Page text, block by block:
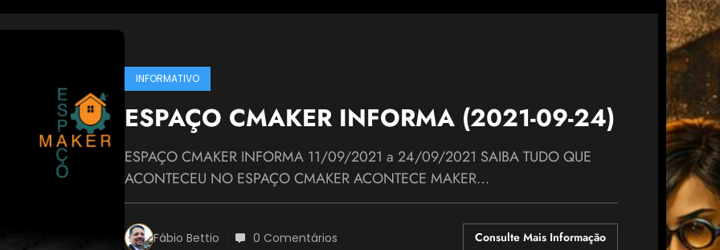
INFORMATIVO
ESPAÇO CMAKER INFORMA (2021-09-24)
ESPAÇO CMAKER INFORMA 11/09/2021 a 24/09/2021 SAIBA TUDO QUE
ACONTECEU NO ESPAÇO CMAKER ACONTECE MAKER…
Fábio Bettio 0 Comentários Consulte Mais Informação